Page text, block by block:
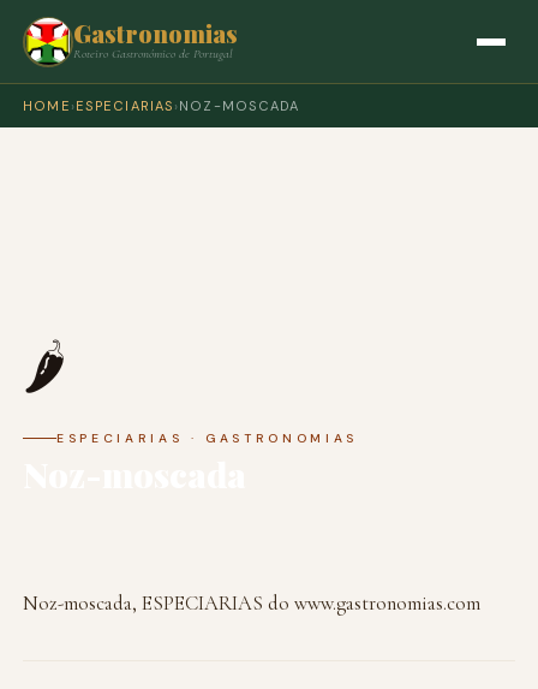
Gastronomias
Roteiro Gastronómico de Portugal
HOME › ESPECIARIAS › NOZ-MOSCADA
🌶️
ESPECIARIAS · GASTRONOMIAS
Noz-moscada, ESPECIARIAS do www.gastronomias.com